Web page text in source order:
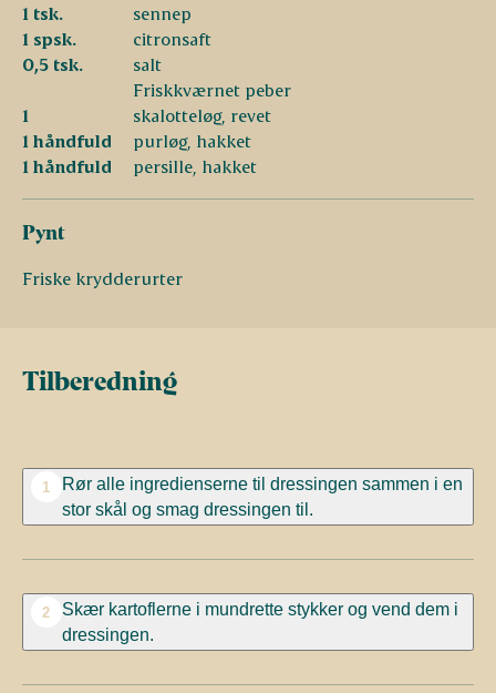
1 tsk.
sennep
1 spsk.
citronsaft
0,5 tsk.
salt
Friskkværnet peber
1
skalotteløg, revet
1 håndfuld
purløg, hakket
1 håndfuld
persille, hakket
Pynt
Friske krydderurter
Tilberedning
1
Rør alle ingredienserne til dressingen sammen i en
stor skål og smag dressingen til.
2
Skær kartoflerne i mundrette stykker og vend dem i
dressingen.